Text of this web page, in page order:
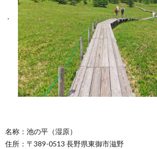
名称：池の平（湿原）
住所：〒389-0513 長野県東御市滋野